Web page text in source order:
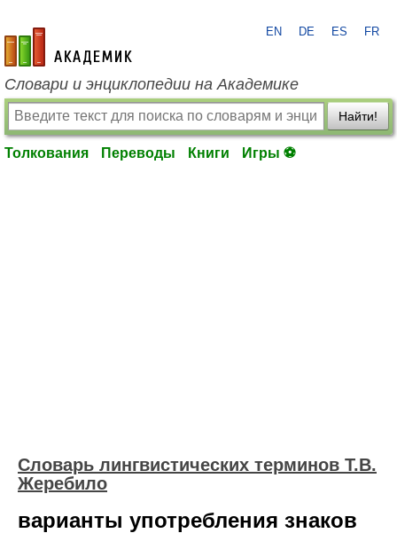
academic.ru
EN DE ES FR
Словари и энциклопедии на Академике
Найти!
Толкования Переводы Книги Игры ⚽
Словарь лингвистических терминов Т.В.
Жеребило
варианты употребления знаков